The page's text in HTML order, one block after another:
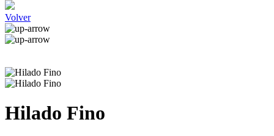
Volver
Hilado Fino